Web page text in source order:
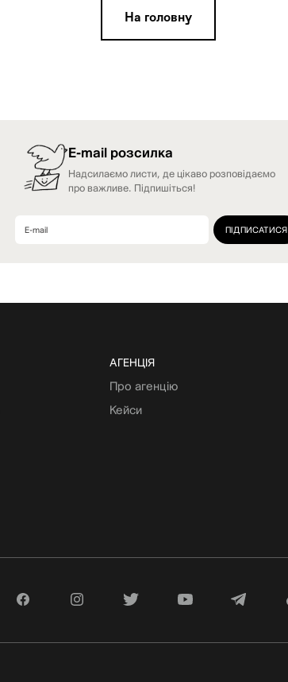
На головну
E-mail розсилка
Надсилаємо листи, де цікаво розповідаємо
про важливе. Підпишіться!
АГЕНЦІЯ
Про агенцію
Кейси